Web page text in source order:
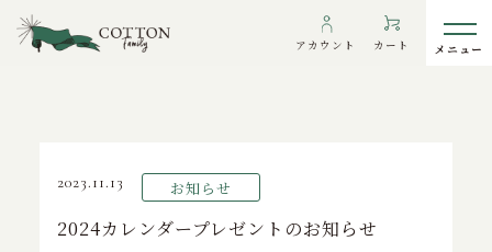
アカウント カート
わたしたちについて
インフォメーション
TOP> お知らせ>2024カレンダープレゼントのお知らせ
2023.11.13 お知らせ
2024カレンダープレゼントのお知らせ